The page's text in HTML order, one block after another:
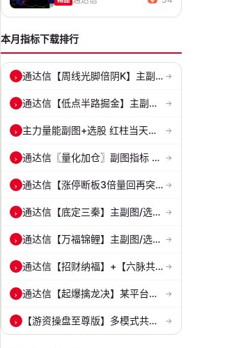
本月指标下载排行
› 通达信【周线光脚倍阴K】主副图/选股 深度量化光脚倍阴筑底逻辑 源码无... →
› 通达信【低点半路掘金】主副图/选股指标 挖掘低吸 半路下跌低吸思路 源... →
› 主力量能副图+选股 红柱当天主动买入量 绿柱主动卖出量 →
› 通达信〖量化加仓〗副图指标 侧重于趋势确认、量能配合与高低位反转信号... →
› 通达信【涨停断板3倍量回再突破】核心逻辑分享 整体思路是捕捉首板后的... →
› 通达信【底定三秦】主副图/选股 连板龙头低吸精准量化 出票少而精 五年... →
› 通达信【万福锦鲤】主副图/选股 一进二主升和锦鲤回调两种模式 源码 →
› 通达信【招财纳福】+【六脉共振】主副图/选股 自用经历实战的指标 抓强... →
› 通达信【起爆擒龙决】某平台每年收费8000元套装 指标源码 无未来 →
› 【游资操盘至尊版】多模式共振擒龙 短线波段、低位抄底、游资启动行情量... →